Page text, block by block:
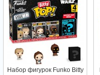
Набор фигурок Funko Bitty